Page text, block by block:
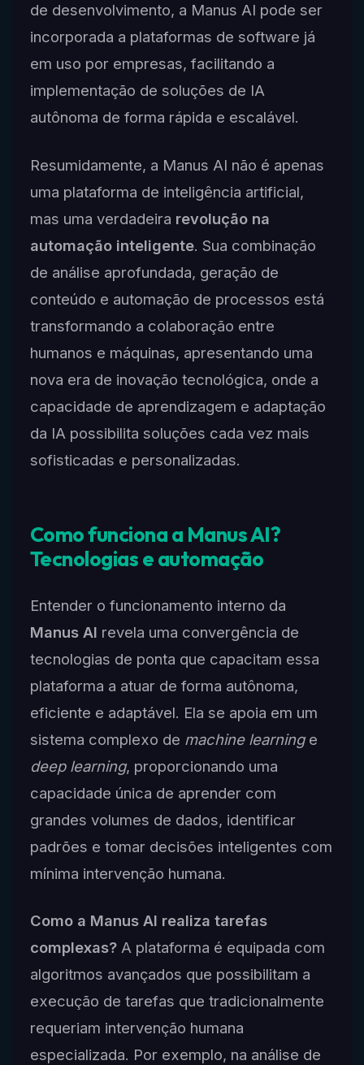
de desenvolvimento, a Manus AI pode ser
incorporada a plataformas de software já
em uso por empresas, facilitando a
implementação de soluções de IA
autônoma de forma rápida e escalável.
Resumidamente, a Manus AI não é apenas
uma plataforma de inteligência artificial,
mas uma verdadeira revolução na
automação inteligente. Sua combinação
de análise aprofundada, geração de
conteúdo e automação de processos está
transformando a colaboração entre
humanos e máquinas, apresentando uma
nova era de inovação tecnológica, onde a
capacidade de aprendizagem e adaptação
da IA possibilita soluções cada vez mais
sofisticadas e personalizadas.
Como funciona a Manus AI?
Tecnologias e automação
Entender o funcionamento interno da
Manus AI revela uma convergência de
tecnologias de ponta que capacitam essa
plataforma a atuar de forma autônoma,
eficiente e adaptável. Ela se apoia em um
sistema complexo de machine learninge
deep learning, proporcionando uma
capacidade única de aprender com
grandes volumes de dados, identificar
padrões e tomar decisões inteligentes com
mínima intervenção humana.
Como a Manus AI realiza tarefas
complexas?A plataforma é equipada com
algoritmos avançados que possibilitam a
execução de tarefas que tradicionalmente
requeriam intervenção humana
especializada. Por exemplo, na análise de